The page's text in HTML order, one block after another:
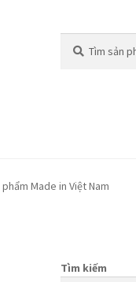
kiếm:
kiếm
Made in Việt Nam
Tìm kiếm